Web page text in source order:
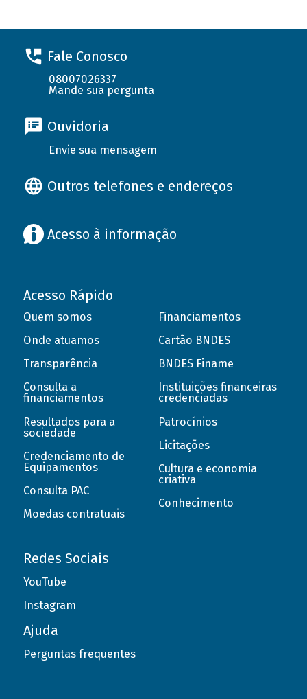
Fale Conosco
08007026337
Mande sua pergunta
Ouvidoria
Envie sua mensagem
Outros telefones e endereços
Acesso à informação
Acesso Rápido
Quem somos
Onde atuamos
Transparência
Consulta a
financiamentos
Resultados para a
sociedade
Credenciamento de
Equipamentos
Consulta PAC
Moedas contratuais
Financiamentos
Cartão BNDES
BNDES Finame
Instituições financeiras
credenciadas
Patrocínios
Licitações
Cultura e economia
criativa
Conhecimento
Redes Sociais
YouTube
Instagram
Ajuda
Perguntas frequentes